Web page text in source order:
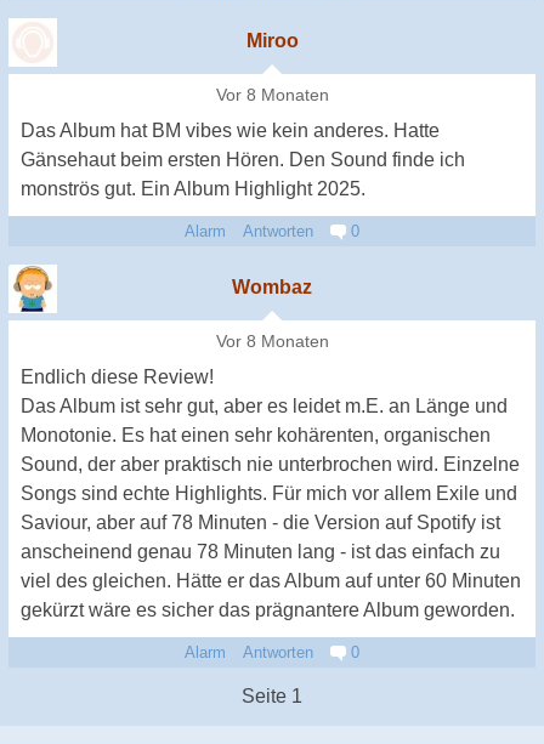
Miroo
Vor 8 Monaten
Das Album hat BM vibes wie kein anderes. Hatte
Gänsehaut beim ersten Hören. Den Sound finde ich
monströs gut. Ein Album Highlight 2025.
Alarm Antworten 0
Wombaz
Vor 8 Monaten
Endlich diese Review!
Das Album ist sehr gut, aber es leidet m.E. an Länge und
Monotonie. Es hat einen sehr kohärenten, organischen
Sound, der aber praktisch nie unterbrochen wird. Einzelne
Songs sind echte Highlights. Für mich vor allem Exile und
Saviour, aber auf 78 Minuten - die Version auf Spotify ist
anscheinend genau 78 Minuten lang - ist das einfach zu
viel des gleichen. Hätte er das Album auf unter 60 Minuten
gekürzt wäre es sicher das prägnantere Album geworden.
Alarm Antworten 0
Seite 1